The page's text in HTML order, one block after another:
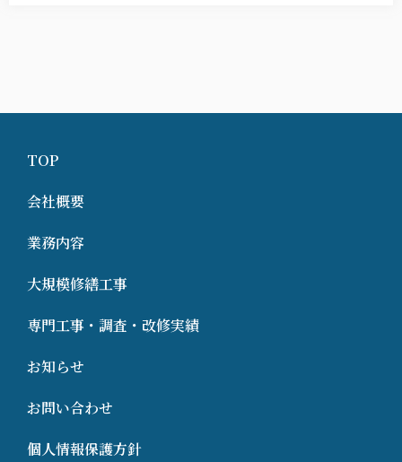
TOP
会社概要
業務内容
大規模修繕工事
専門工事・調査・改修実績
お知らせ
お問い合わせ
個人情報保護方針